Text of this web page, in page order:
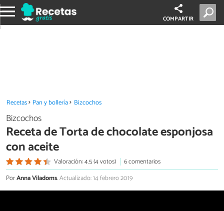
COMPARTIR
Recetas Pan y bollería Bizcochos
Bizcochos
Receta de Torta de chocolate esponjosa
con aceite
Valoración: 4.5 (4 votos)
6 comentarios
PorAnna Viladoms.Actualizado: 14 febrero 2019